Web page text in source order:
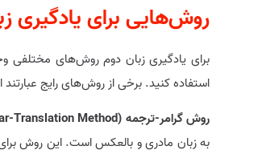
روش‌هایی برای یادگیری
برای یادگیری زبان دوم روش‌های مختلفی
استفاده کنید. برخی از روش‌های رایج عبارتند
روش گرامر-ترجمه (
Translation Method):
به زبان مادری و بالعکس است. این روش